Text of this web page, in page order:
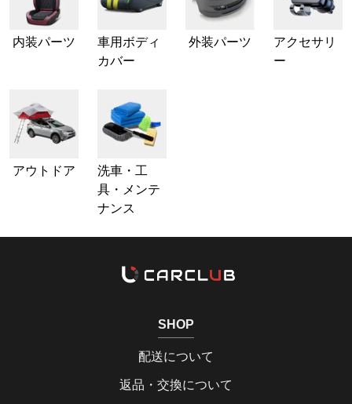
内装パーツ
車用ボディ
カバー
外装パーツ
アクセサリ
ー
アウトドア
洗車・工
具・メンテ
ナンス
SHOP
配送について
返品・交換について